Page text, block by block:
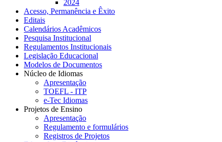
2024
Acesso, Permanência e Êxito
Editais
Calendários Acadêmicos
Pesquisa Institucional
Regulamentos Institucionais
Legislação Educacional
Modelos de Documentos
Núcleo de Idiomas
Apresentação
TOEFL - ITP
e-Tec Idiomas
Projetos de Ensino
Apresentação
Regulamento e formulários
Registros de Projetos